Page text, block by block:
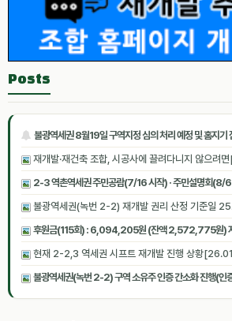
Posts
불광역세권 8월19일 구역지정 심의 처리 예정 및 홈지기
재개발·재건축 조합, 시공사에 끌려다니지 않으려면[
2-3 역촌역세권 주민공람(7/16 시작) · 주민설명회(8/6
불광역세권(녹번 2-2) 재개발 권리 산정 기준일
후원금(115회) : 6,094,205원 (잔액 2,572,775원) 지출(-4,408,970원,
현재 2-2,3 역세권 시프트 재개발 진행 상황
불광역세권(녹번 2-2) 구역 소유주 인증 간소화 진행(인